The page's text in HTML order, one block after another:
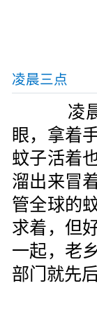
凌晨三点
凌晨
眼，拿着
蚊子活着
溜出来冒
管全球的
求着，但
一起，老
部门就先